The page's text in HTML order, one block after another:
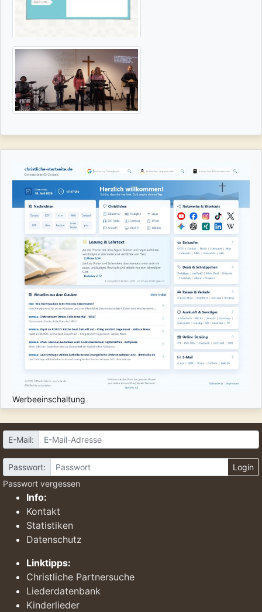
Werbeeinschaltung
E-Mail:
Passwort:
Login
Passwort vergessen
Info:
Kontakt
Statistiken
Datenschutz
Linktipps:
Christliche Partnersuche
Liederdatenbank
Kinderlieder